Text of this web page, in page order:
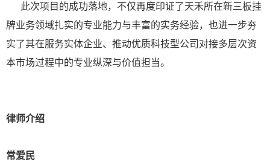
此次项目的成功落地，不仅再度印证了天禾所在新三板挂
牌业务领域扎实的专业能力与丰富的实务经验，也进一步夯
实了其在服务实体企业、推动优质科技型公司对接多层次资
本市场过程中的专业纵深与价值担当。
律师介绍
常爱民